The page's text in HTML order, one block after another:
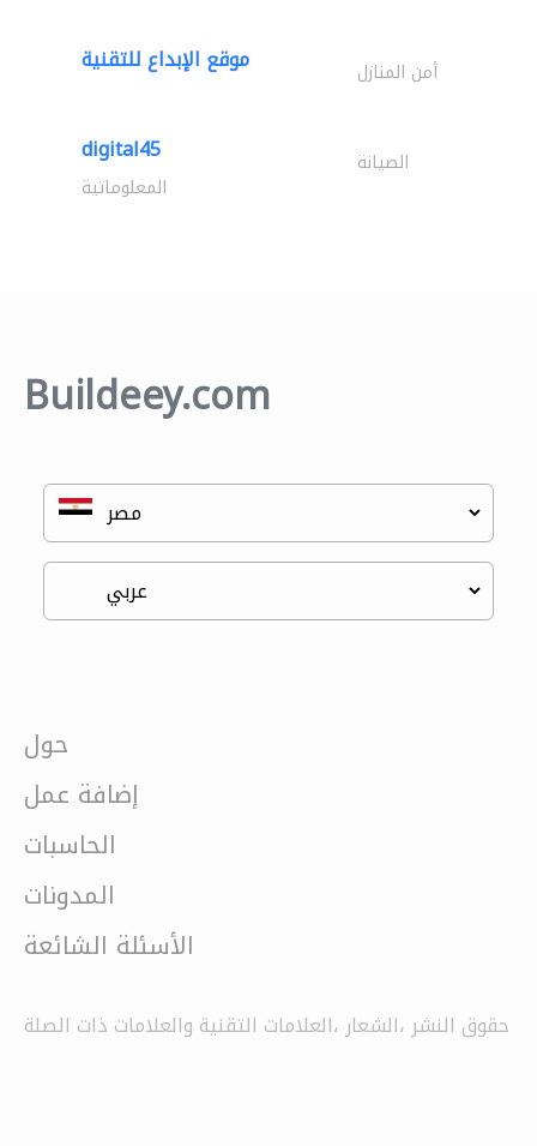
موقع الإبداع للتقنية أمن المنازل
digital45 الصيانة
المعلوماتية
Buildeey.com
حول
إضافة عمل
الحاسبات
المدونات
الأسئلة الشائعة
حقوق النشر ،الشعار ،العلامات التقنية والعلامات ذات الصلة